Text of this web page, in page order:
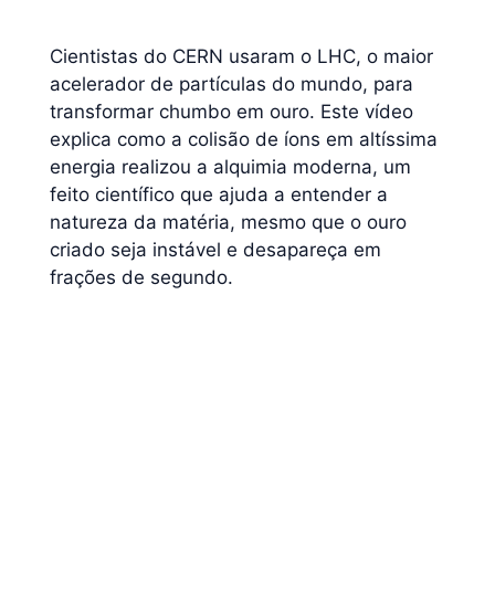
Cientistas do CERN usaram o LHC, o maior
acelerador de partículas do mundo, para
transformar chumbo em ouro. Este vídeo
explica como a colisão de íons em altíssima
energia realizou a alquimia moderna, um
feito científico que ajuda a entender a
natureza da matéria, mesmo que o ouro
criado seja instável e desapareça em
frações de segundo.